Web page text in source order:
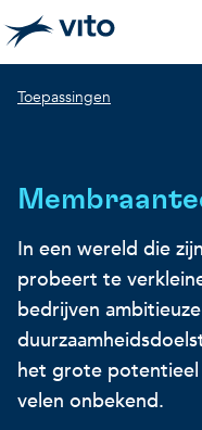
Skip to main content
Breadcrumb
Toepassingen
In een wereld die
probeert te
bedrijven ambitieuze
het grote
velen onbekend.